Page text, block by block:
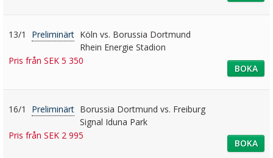
13/1 Preliminärt Köln vs. Borussia Dortmund
Rhein Energie Stadion
Pris från SEK 5 350
BOKA
16/1 Preliminärt Borussia Dortmund vs. Freiburg
Signal Iduna Park
Pris från SEK 2 995
BOKA